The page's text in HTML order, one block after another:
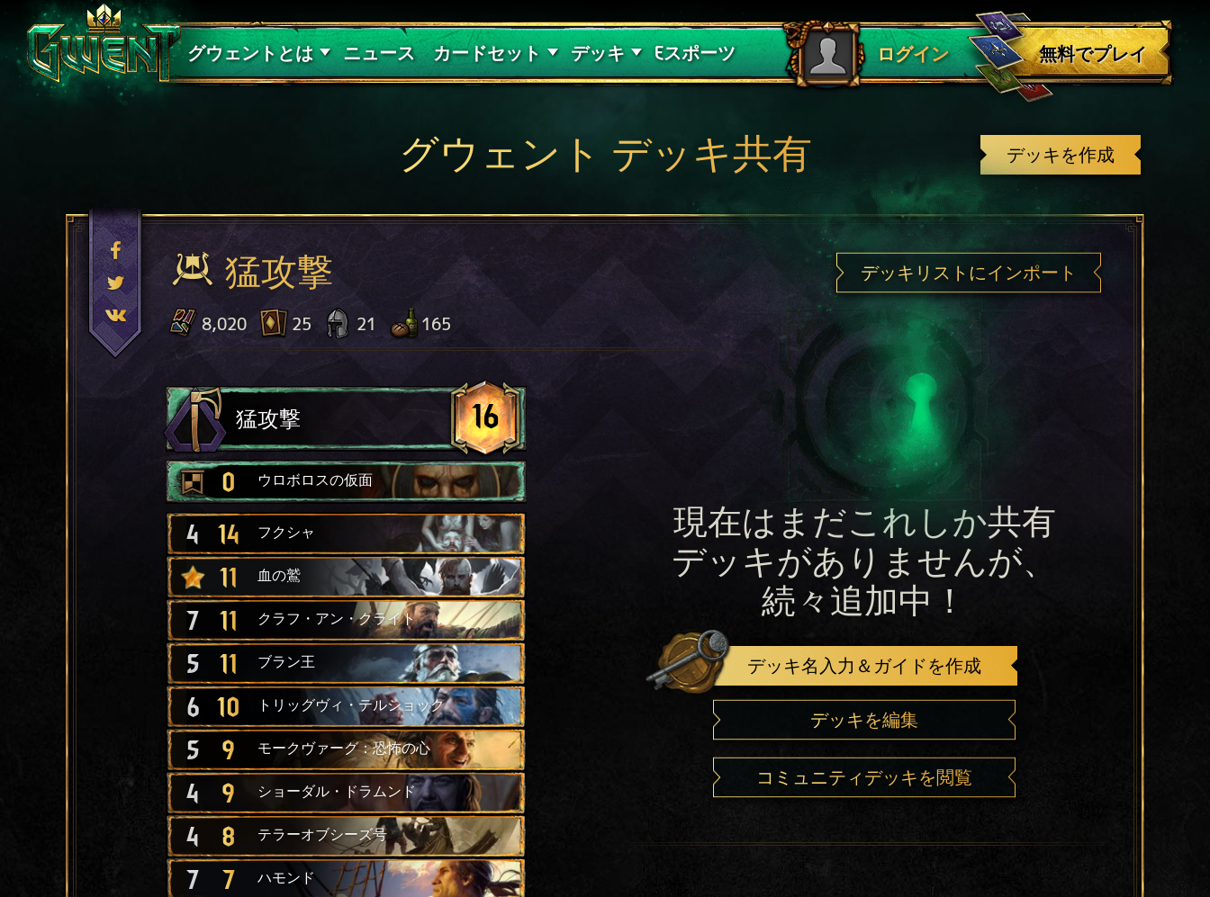
グウェントとは
サポート
ニュース カードセット
紅き血の呪縛
デッキ
デッキガイド
Eスポーツ ログイン
ログアウト
無料でプレイ
デッキを作成
グウェント デッキ共有
猛攻撃 デッキリストにインポート
8,020 25 21 165
猛攻撃 16
0 ウロボロスの仮面
4 14 フクシャ
11 血の鷲
7 11 クラフ・アン・クライト
5 11 ブラン王
6 10 トリッグヴィ・テルショック
5 9 モークヴァーグ：恐怖の心
4 9 ショーダル・ドラムンド
4 8 テラーオブシーズ号
7 7 ハモンド
現在はまだこれしか共有
デッキがありませんが、
続々追加中！
デッキ名入力＆ガイドを作成
デッキを編集
コミュニティデッキを閲覧